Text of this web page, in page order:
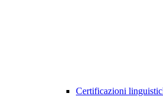
Certificazioni